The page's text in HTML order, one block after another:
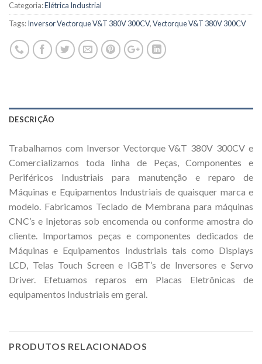
Categoria:Elétrica Industrial
Tags:Inversor Vectorque V&T 380V 300CV,Vectorque V&T 380V 300CV
DESCRIÇÃO
Trabalhamos com Inversor Vectorque V&T 380V 300CV e
Comercializamos toda linha de Peças, Componentes e
Periféricos Industriais para manutenção e reparo de
Máquinas e Equipamentos Industriais de quaisquer marca e
modelo. Fabricamos Teclado de Membrana para máquinas
CNC’s e Injetoras sob encomenda ou conforme amostra do
cliente. Importamos peças e componentes dedicados de
Máquinas e Equipamentos Industriais tais como Displays
LCD, Telas Touch Screen e IGBT’s de Inversores e Servo
Driver. Efetuamos reparos em Placas Eletrônicas de
equipamentos Industriais em geral.
PRODUTOS RELACIONADOS